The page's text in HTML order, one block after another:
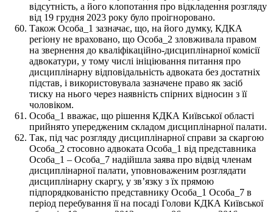
відсутність, а його клопотання про відкладення розгляду
від 19 грудня 2023 року було проігноровано.
Також Особа_1 зазначає, що, на його думку, КДКА
регіону не враховано, що Особа_2 зловживала правом
на звернення до кваліфікаційно-дисциплінарної комісії
адвокатури, у тому числі ініціювання питання про
дисциплінарну відповідальність адвоката без достатніх
підстав, і використовувала зазначене право як засіб
тиску на нього через наявність спірних відносин з її
чоловіком.
Особа_1 вважає, що рішення КДКА Київської області
прийнято упередженим складом дисциплінарної палати.
Так, під час розгляду дисциплінарної справи за скаргою
Особа_2 стосовно адвоката Особа_1 від представника
Особа_1 – Особа_7 надійшла заява про відвід членам
дисциплінарної палати, уповноваженим розглядати
дисциплінарну скаргу, у звʼязку з їх прямою
підпорядкованістю представнику Особа_1 Особа_7 в
період перебування її на посаді Голови КДКА Київської